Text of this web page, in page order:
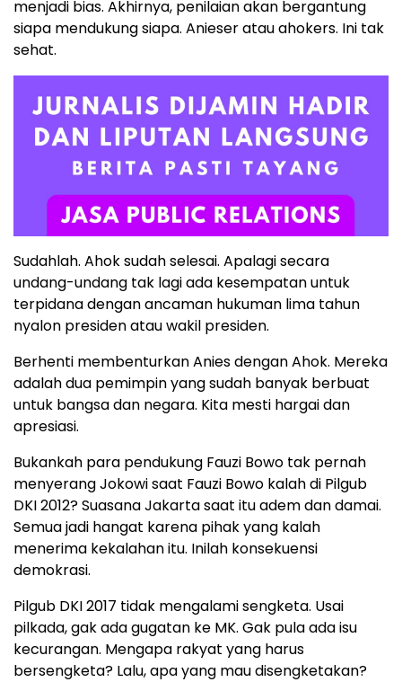
menjadi bias. Akhirnya, penilaian akan bergantung
siapa mendukung siapa. Anieser atau ahokers. Ini tak
sehat.
Sudahlah. Ahok sudah selesai. Apalagi secara
undang-undang tak lagi ada kesempatan untuk
terpidana dengan ancaman hukuman lima tahun
nyalon presiden atau wakil presiden.
Berhenti membenturkan Anies dengan Ahok. Mereka
adalah dua pemimpin yang sudah banyak berbuat
untuk bangsa dan negara. Kita mesti hargai dan
apresiasi.
Bukankah para pendukung Fauzi Bowo tak pernah
menyerang Jokowi saat Fauzi Bowo kalah di Pilgub
DKI 2012? Suasana Jakarta saat itu adem dan damai.
Semua jadi hangat karena pihak yang kalah
menerima kekalahan itu. Inilah konsekuensi
demokrasi.
Pilgub DKI 2017 tidak mengalami sengketa. Usai
pilkada, gak ada gugatan ke MK. Gak pula ada isu
kecurangan. Mengapa rakyat yang harus
bersengketa? Lalu, apa yang mau disengketakan?